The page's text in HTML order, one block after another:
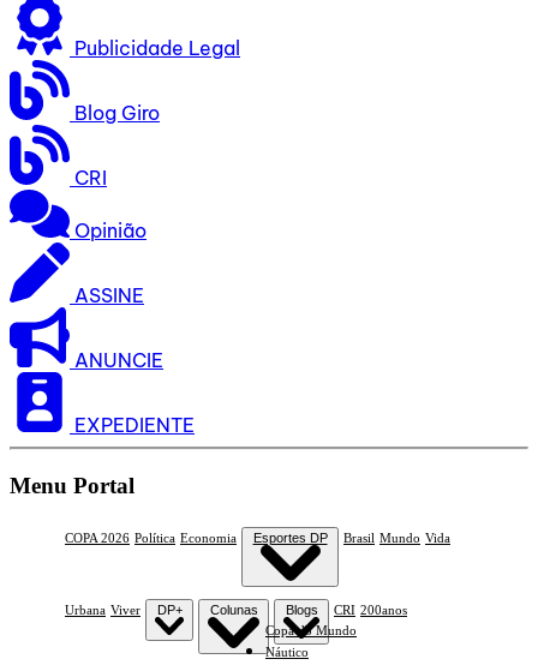
Publicidade Legal
Blog Giro
CRI
Opinião
ASSINE
ANUNCIE
EXPEDIENTE
Menu Portal
COPA 2026 Política Economia Esportes DP
Copa do Mundo
Náutico
Brasil Mundo Vida
Urbana Viver DP+ Colunas Blogs CRI 200anos